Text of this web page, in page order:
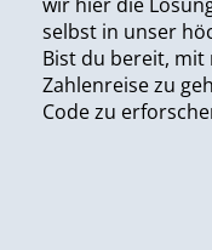
wir hier die
selbst in unser
Bist du bereit,
Zahlenreise zu
Code zu